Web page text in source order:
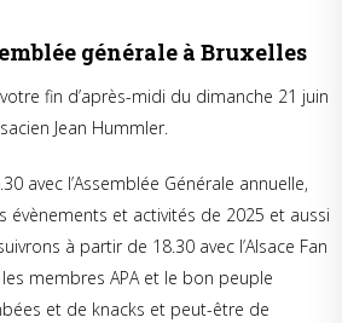
générale à Bruxelles
fin d’après-midi du dimanche 21 juin
Jean Hummler.
avec l’Assemblée Générale annuelle,
évènements et activités de 2025 et aussi
à partir de 18.30 avec l’Alsace Fan
membres APA et le bon peuple
et de knacks et peut-être de